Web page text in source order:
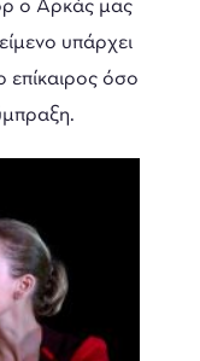
ο Αρκάς μας
υπάρχει
επίκαιρος όσο